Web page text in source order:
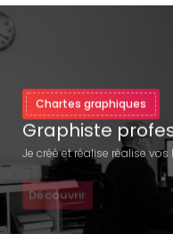
Chartes graphiques
Graphiste
Je créé et réalise réalise
Découvrir